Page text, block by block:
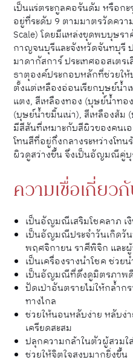
เป็นแร่ตระกูลคอรันดัม หรือกะ
อยู่ที่ระดับ 9 ตามมาตรวัดควา
Scale) โดยมีแหล่งขุดพบบุษร
กาญจนบุรีและจังหวัดจันทบุรี ป
มาดากัสการ์ ประเทศออสเตร
ธาตุองค์ประกอบหลักที่ช่วยใ
ตั้งแต่เหลืองอ่อนเรียกบุษย์น้ำ
แตง, สีเหลืองทอง (บุษย์น้ำทอ
(บุษย์น้ำขมิ้นเน่า), สีเหลืองส้
มีสีสันที่เหมาะกับสีผิวของคนเ
โทนสีที่อยู่กึ่งกลางระหว่างโท
ผิวดูสว่างขึ้น จึงเป็นอัญมณีคู่
ความเชื่อเกี่ยว
เป็นอัญมณีเสริมโชคลาภ เ
เป็นอัญมณีประจำวันเกิดวั
พฤศจิกายน ราศีพิจิก และผู้
เป็นเครื่องรางนำโชค ช่ว
เป็นอัญมณีที่ดึงดูมิตรภาพดี
ปัดเป่าอันตรายไม่ให้กล้ำก
ทางไกล
ช่วยให้นอนหลับง่าย หลับง่
เครียดสะสม
ปลุกความกล้าในตัวผู้สวม
ช่วยให้จิตใจสงบมากยิ่งขึ้น